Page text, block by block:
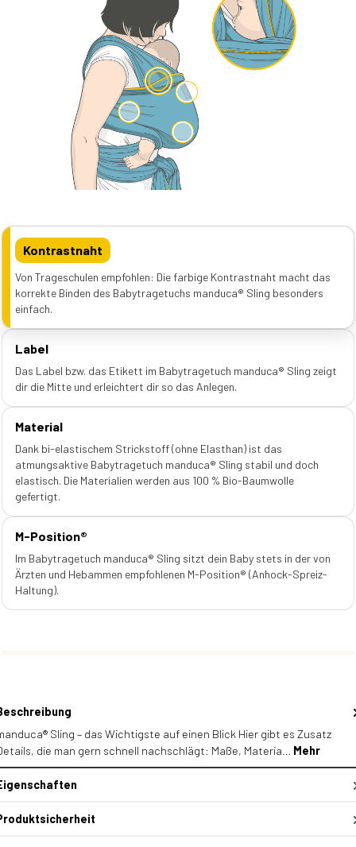
Kontrastnaht
Von Trageschulen empfohlen: Die farbige Kontrastnaht macht das
korrekte Binden des Babytragetuchs manduca® Sling besonders
einfach.
Label
Das Label bzw. das Etikett im Babytragetuch manduca® Sling zeigt
dir die Mitte und erleichtert dir so das Anlegen.
Material
Dank bi-elastischem Strickstoff (ohne Elasthan) ist das
atmungsaktive Babytragetuch manduca® Sling stabil und doch
elastisch. Die Materialien werden aus 100 % Bio-Baumwolle
gefertigt.
M-Position®
Im Babytragetuch manduca® Sling sitzt dein Baby stets in der von
Ärzten und Hebammen empfohlenen M-Position® (Anhock-Spreiz-
Haltung).
Sling – das Wichtigste auf einen Blick Hier gibt es Zusatz
die man gern schnell nachschlägt: Maße, Materia… Mehr